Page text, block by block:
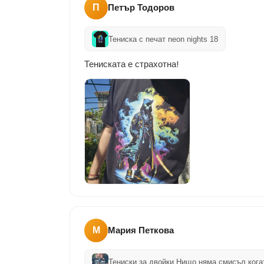
П Петър Тодоров
Тениска с печат neon nights 18
Тениската е страхотна!
М Мария Петкова
Тениски за двойки Нищо няма смисъл